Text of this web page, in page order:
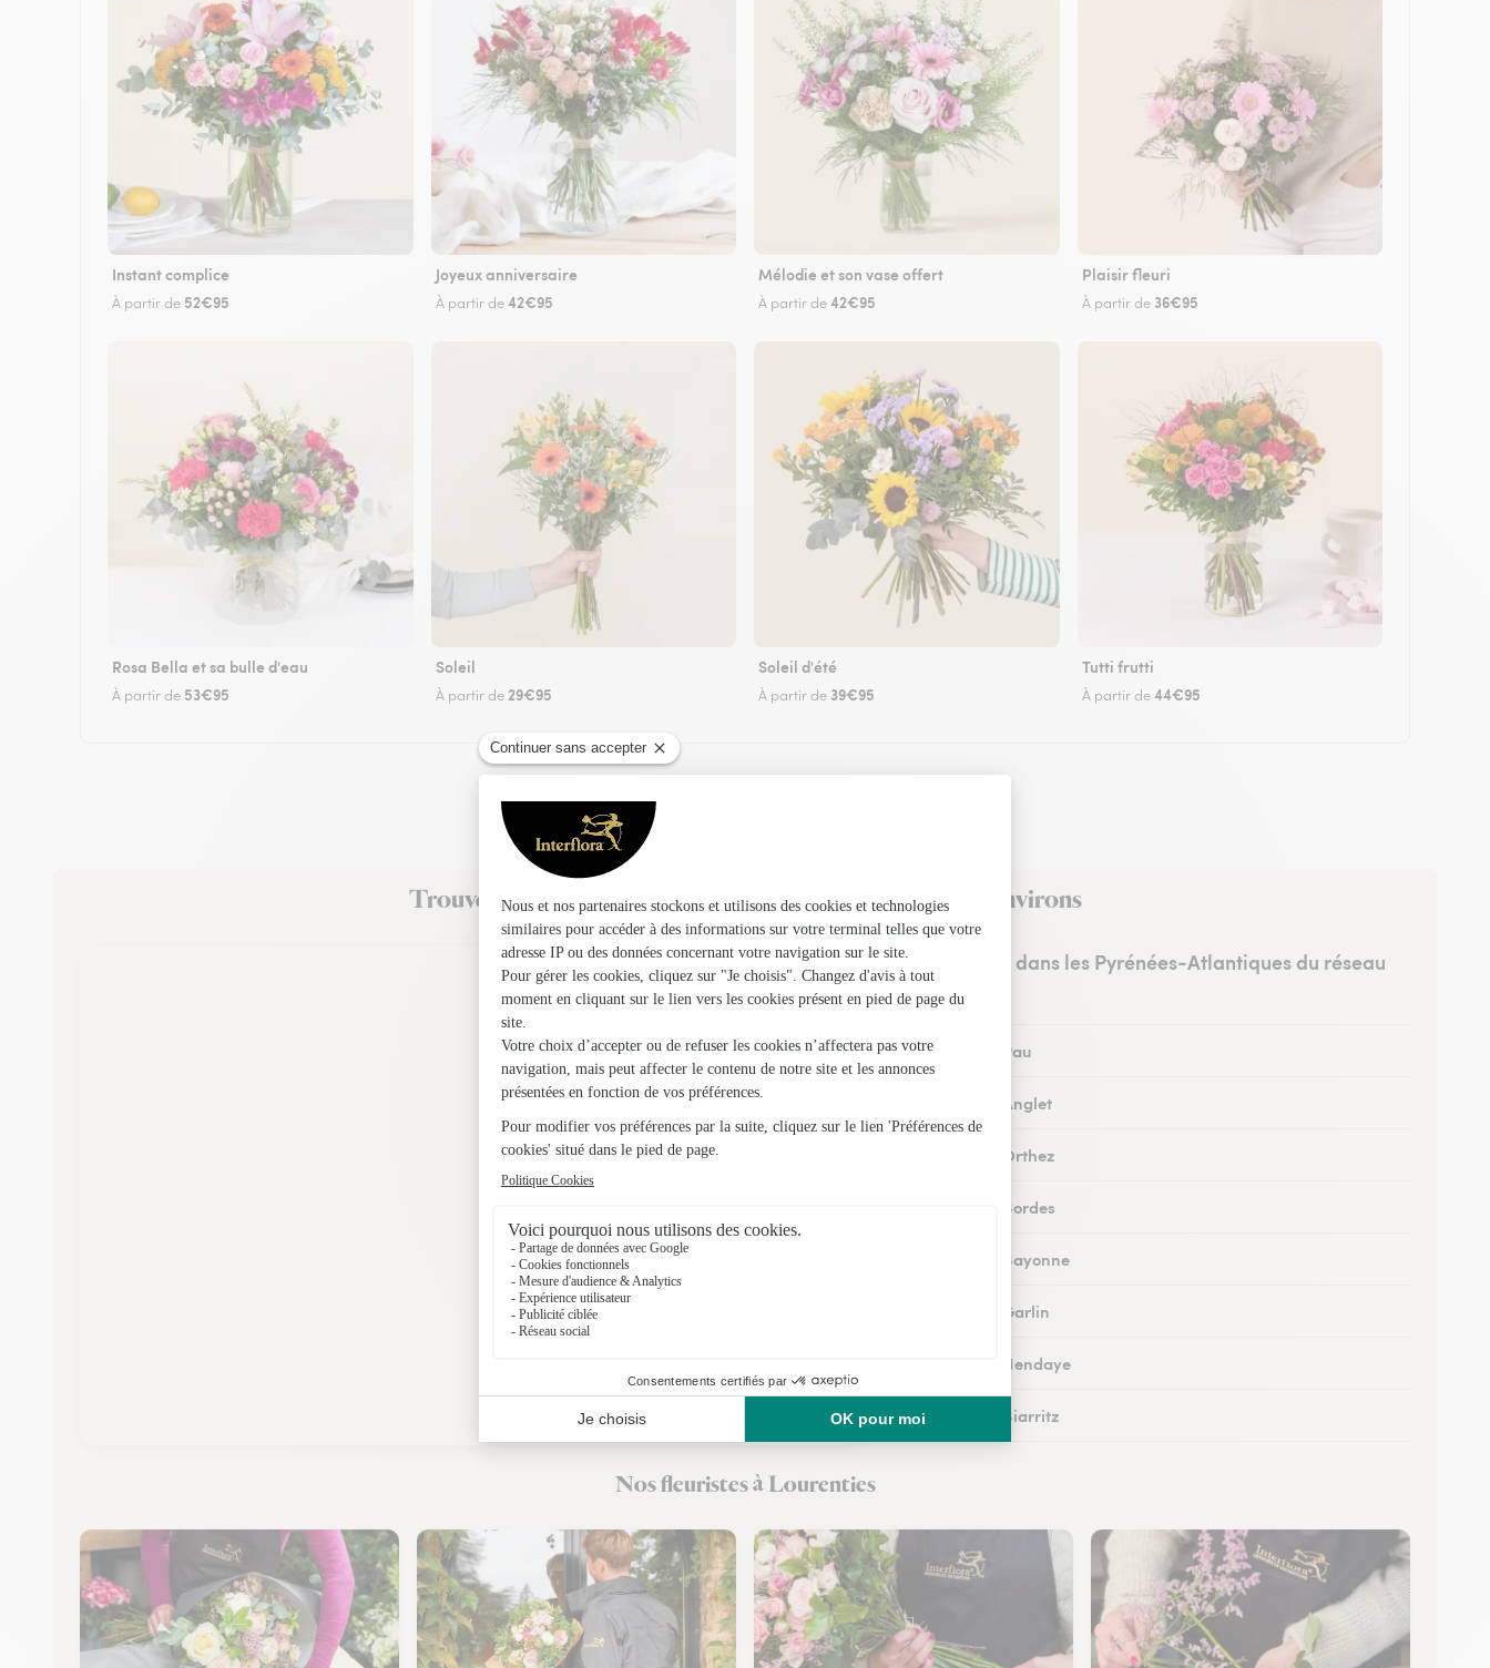
Instant complice
À partir de 52€95
Joyeux anniversaire
À partir de42€95
Mélodie et son vase offert
À partir de42€95
Plaisir fleuri
À partir de 36€95
Rosa Bella et sa bulle d'eau
À partir de 53€95
Soleil
À partir de 29€95
Soleil d'été
À partir de 39€95
Tutti frutti
À partir de44€95
Trouvez un fleuriste Interflora à Lourenties et dans ses environs
Les fleuristes dans les Pyrénées-Atlantiques du réseau
Interflora
Fleuristes à Pau
Fleuristes à Anglet
Fleuristes à Orthez
Fleuristes à Bordes
Fleuristes à Bayonne
Fleuristes à Garlin
Fleuristes à Hendaye
Fleuristes à Biarritz
Nos fleuristes à Lourenties